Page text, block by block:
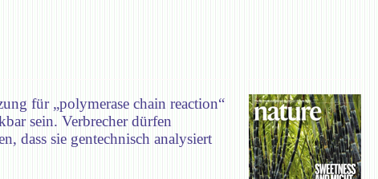
für „polymerase chain reaction“
sein. Verbrecher dürfen
dass sie gentechnisch analysiert